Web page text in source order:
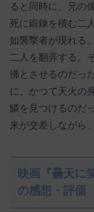
ると同時に、兄の
死に鍛錬を積む二
如襲撃者が現れる
二人を翻弄する。
彿とさせるのだっ
に、かつて天火の
鱗を見つけるのだ
来が交差しながら
映画『曇天に
の感想・評価